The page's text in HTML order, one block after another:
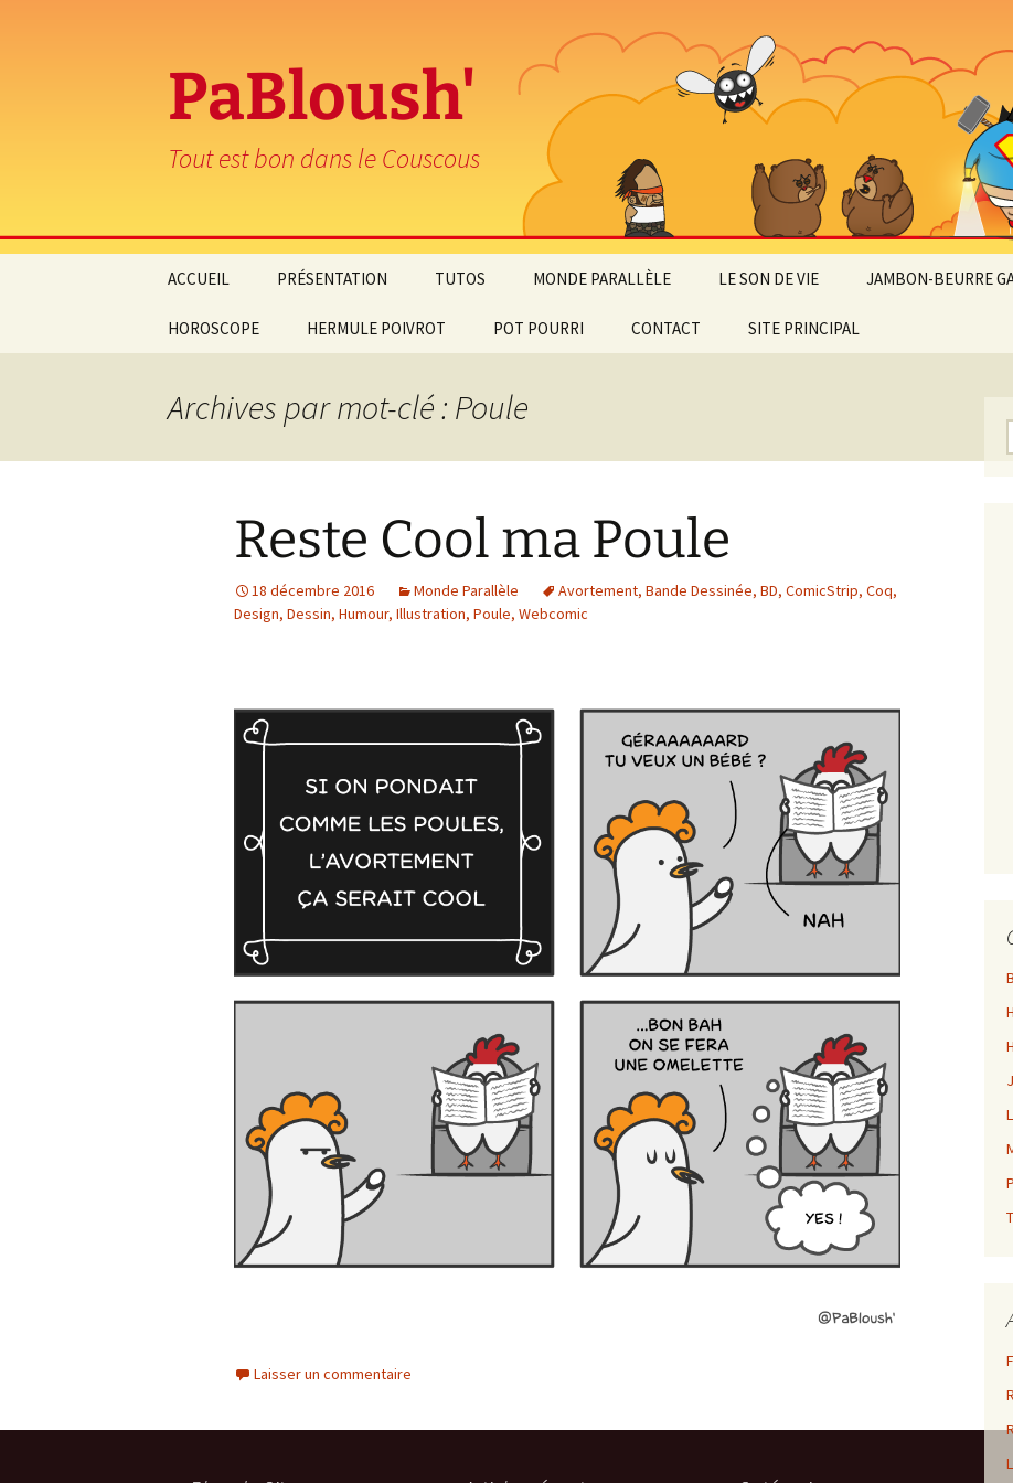
PaBloush'
Tout est bon dans le Couscous
contenu
ACCUEIL PRÉSENTATION TUTOS MONDE PARALLÈLE LE SON DE VIE JAMBON-BEURRE
HOROSCOPE HERMULE POIVROT POT POURRI CONTACT SITE PRINCIPAL
Archives par mot-clé : Poule
Reste Cool ma Poule
18 décembre 2016 Monde Parallèle Avortement, Bande Dessinée, BD, ComicStrip, Coq,
Design, Dessin, Humour, Illustration, Poule, Webcomic
Laisser un commentaire